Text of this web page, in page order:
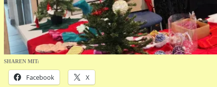
SHAREN MIT:
Facebook X